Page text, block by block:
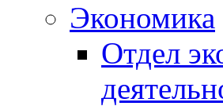
Экономика
Отдел